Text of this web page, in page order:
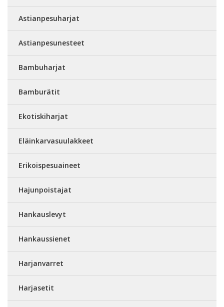
Astianpesuharjat
Astianpesunesteet
Bambuharjat
Bamburätit
Ekotiskiharjat
Eläinkarvasuulakkeet
Erikoispesuaineet
Hajunpoistajat
Hankauslevyt
Hankaussienet
Harjanvarret
Harjasetit